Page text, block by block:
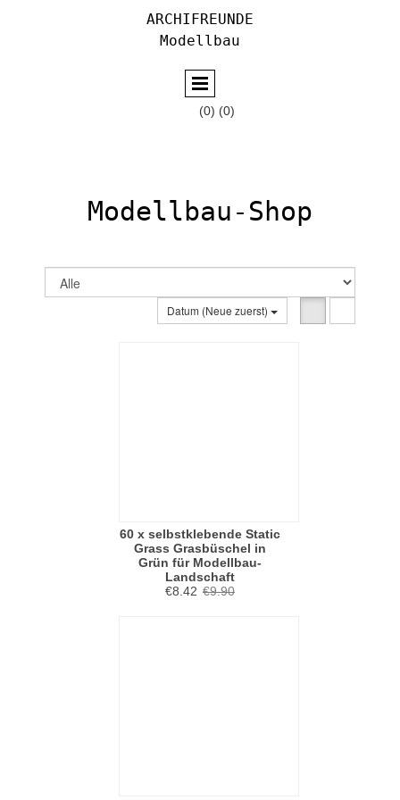
ARCHIFREUNDE
Modellbau
(0) (0)
Modellbau-Shop
Datum (Neue zuerst)
60 x selbstklebende Static
Grass Grasbüschel in
Grün für Modellbau-
Landschaft
€8.42 €9.90